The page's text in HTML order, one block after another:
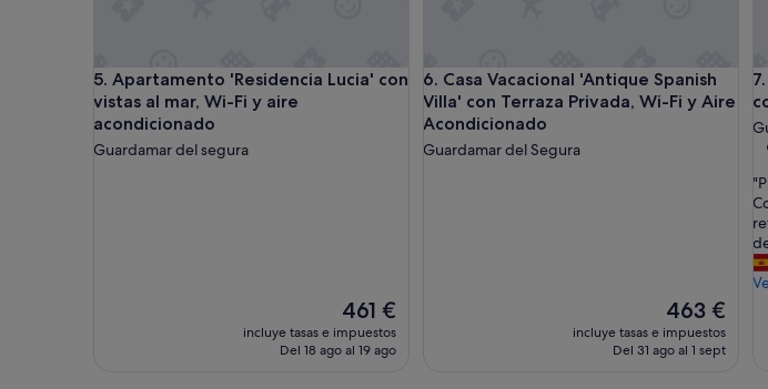
5. Apartamento 'Residencia Lucia' con
vistas al mar, Wi-Fi y aire
acondicionado
Apartamento 'Residencia Lucia' con vistas al mar, Wi-Fi y aire acondicionado
Guardamar del segura
El
precio
actual
461 €
incluye tasas e impuestos
Del 18 ago al 19 ago
6. Casa Vacacional 'Antique Spanish
Villa' con Terraza Privada, Wi-Fi y Aire
Acondicionado
Casa Vacacional 'Antique Spanish Villa'
Guardamar del Segura
El
precio
actual
463 €
incluye tasas e impuestos
Del 31 ago al 1 sept
"
P
r
o
s
: